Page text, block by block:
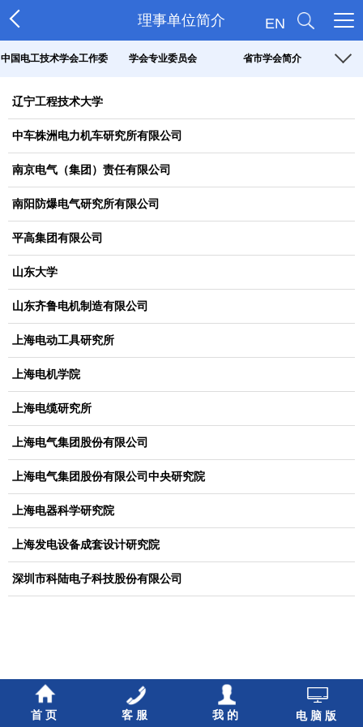
理事单位简介 EN
中国电工技术学会工作委
员会
学会专业委员会 省市学会简介
辽宁工程技术大学
中车株洲电力机车研究所有限公司
南京电气（集团）责任有限公司
南阳防爆电气研究所有限公司
平高集团有限公司
山东大学
山东齐鲁电机制造有限公司
上海电动工具研究所
上海电机学院
上海电缆研究所
上海电气集团股份有限公司
上海电气集团股份有限公司中央研究院
上海电器科学研究院
上海发电设备成套设计研究院
深圳市科陆电子科技股份有限公司
首页 客服 我的 电脑版